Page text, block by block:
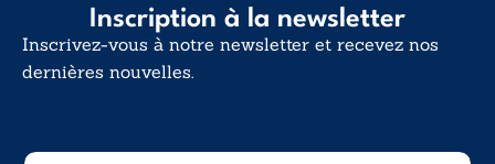
Inscription à la newsletter
Inscrivez-vous à notre newsletter et recevez nos
dernières nouvelles.